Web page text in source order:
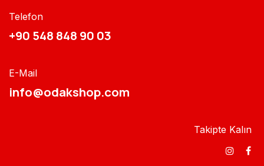
Telefon
+90 548 848 90 03​​
E-Mail
info@odakshop.com​
Takipte Kalın